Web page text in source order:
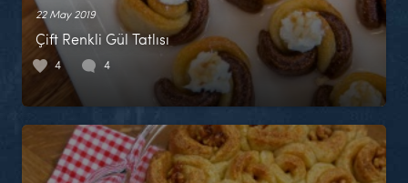
22 May 2019
Çift Renkli Gül Tatlısı
4 4